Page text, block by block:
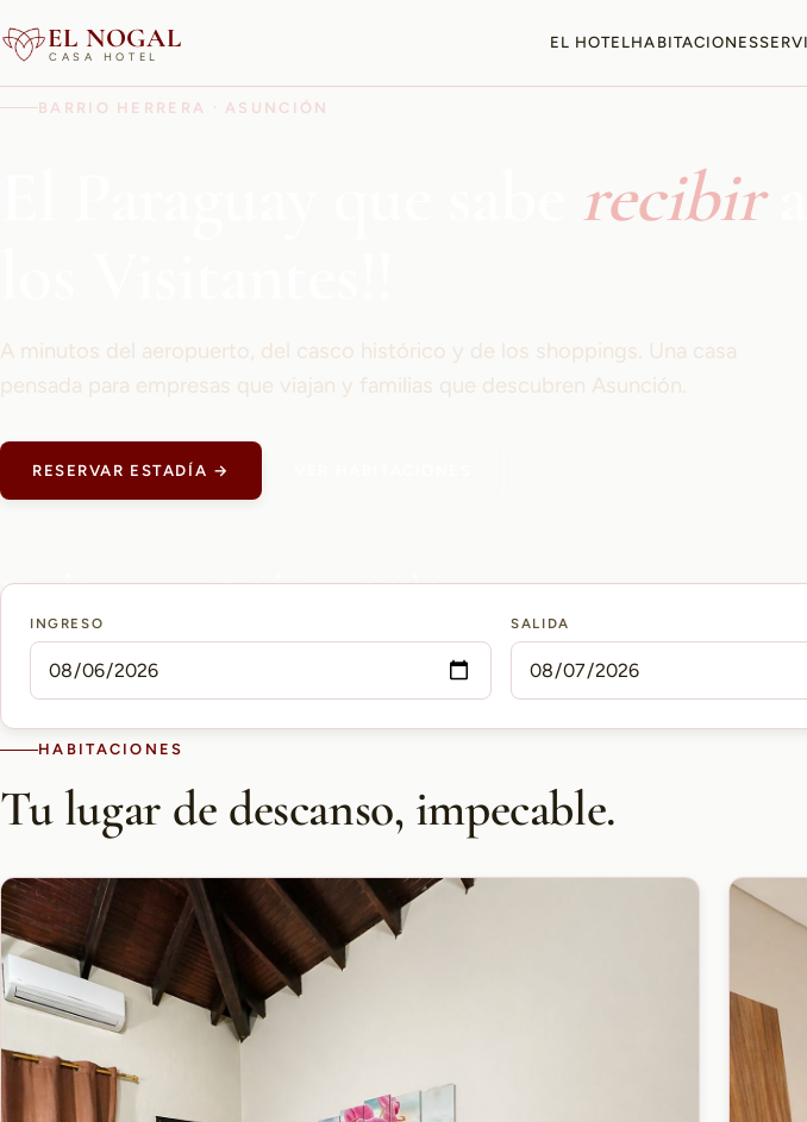
EL NOGAL
CASA HOTEL
EL HOTELHABITACIONES
BARRIO HERRERA · ASUNCIÓN
recibira
A minutos del aeropuerto, del casco histórico y de los shoppings. Una casa
pensada para empresas que viajan y familias que descubren Asunción.
RESERVAR ESTADÍA →
15 min
AEROPUERTO PETTIROSSI
10 min 5 min
SHOPPING DEL SOL
INGRESO SALIDA
HABITACIONES
Tu lugar de descanso, impecable.